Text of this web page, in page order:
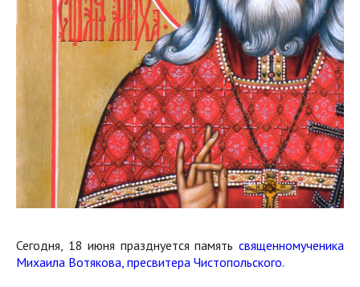
Сегодня, 18 июня празднуется память священномученика
Михаила Вотякова, пресвитера Чистопольского.